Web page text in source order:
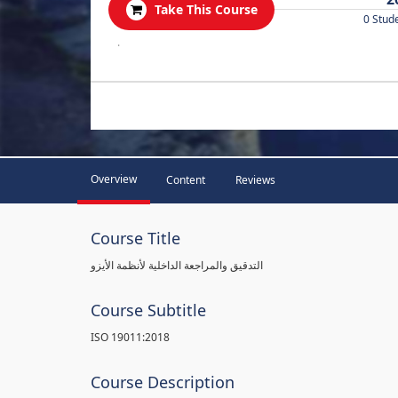
Take This Course
0
.
Overview Content Reviews
Course Title
التدقيق والمراجعة الداخلية لأنظمة الأيزو
Course Subtitle
ISO 19011:2018
Course Description